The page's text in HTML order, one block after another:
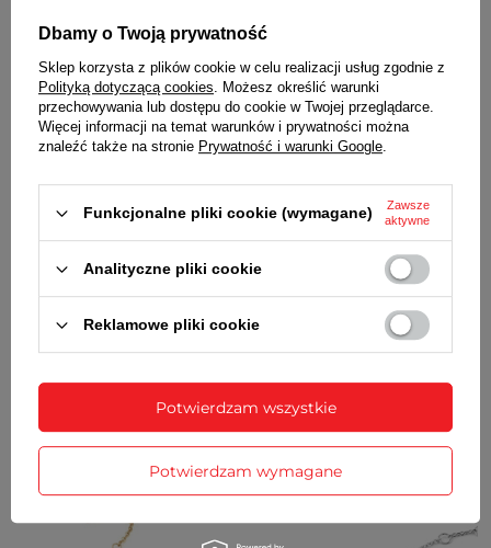
Typu karabińczyk, regulowane, zakończone
SZCZEGÓŁOWE DANE
OPINIE (0)
Potrzebujesz pomocy? Masz pytania?
Zadaj pytanie a my odpowiemy
Zadaj pytanie
ZOBACZ RÓWNIEŻ
Dbamy o Twoją prywatność
Sklep korzysta z plików cookie w celu realizacji usług zgodnie z
Polityką dotyczącą cookies. Możesz określić warunki
przechowywania lub dostępu do cookie w Twojej przeglądarce.
Więcej informacji na temat warunków i prywatności można
znaleźć także na stronie Prywatność i warunki Google.
Funkcjonalne pliki cookie (wymagane)
Zawsze
aktywne
Analityczne pliki cookie
Reklamowe pliki cookie
Potwierdzam wymagane
Potwierdzam wszystkie